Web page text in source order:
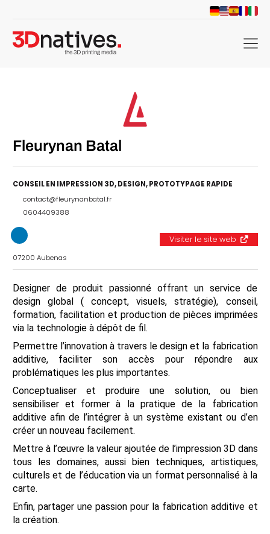
menu
Fleurynan Batal
CONSEIL EN IMPRESSION 3D,DESIGN,PROTOTYPAGE RAPIDE
contact@fleurynanbatal.fr
0604409388
Visiter le site web
07200 Aubenas
Designer de produit passionné offrant un service de
design global ( concept, visuels, stratégie), conseil,
formation, facilitation et production de pièces imprimées
via la technologie à dépôt de fil.
Permettre l’innovation à travers le design et la fabrication
additive, faciliter son accès pour répondre aux
problématiques les plus importantes.
Conceptualiser et produire une solution, ou bien
sensibiliser et former à la pratique de la fabrication
additive afin de l’intégrer à un système existant ou d’en
créer un nouveau facilement.
Mettre à l’œuvre la valeur ajoutée de l’impression 3D dans
tous les domaines, aussi bien techniques, artistiques,
culturels et de l’éducation via un format personnalisé à la
carte.
Enfin, partager une passion pour la fabrication additive et
la création.